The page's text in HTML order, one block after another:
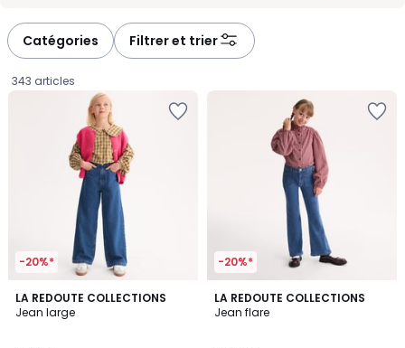
Catégories Filtrer et trier
343 articles
-20%*
LA REDOUTE COLLECTIONS
Jean large
3,8
/ 5
3
Couleurs
-20%*
LA REDOUTE COLLECTIONS
Jean flare